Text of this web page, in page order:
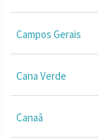
Campos Gerais
Cana Verde
Canaã